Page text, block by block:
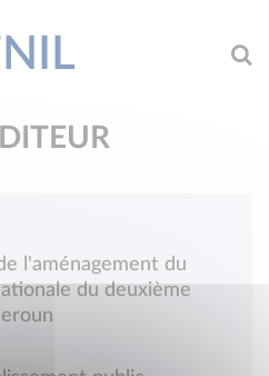
l'aménagement du
du deuxième